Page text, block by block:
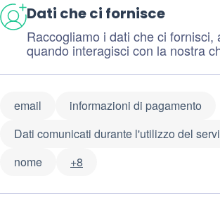
Dati che ci fornisce
Raccogliamo i dati che ci fornisci,
quando interagisci con la nostra
email
informazioni di pagamento
Dati comunicati durante l'utilizzo del
nome
+8